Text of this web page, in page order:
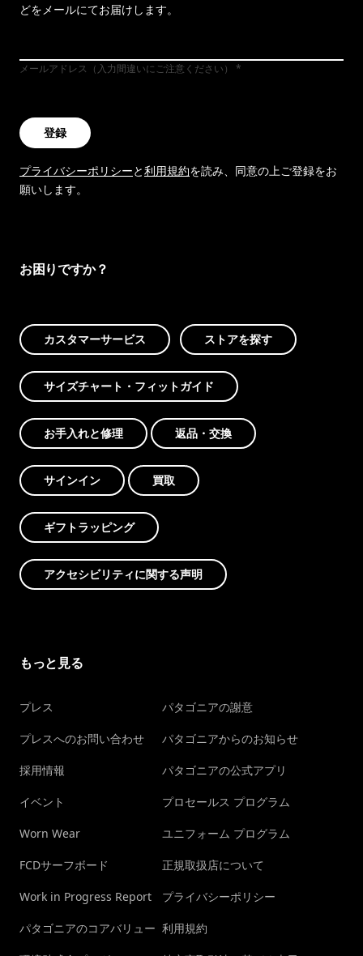
どをメールにてお届けします。
メールアドレス（入力間違いにご注意ください）
登録
プライバシーポリシーと利用規約を読み、同意の上ご登録をお
願いします。
お困りですか？
カスタマーサービス ストアを探す
サイズチャート・フィットガイド
お手入れと修理 返品・交換
サインイン 買取
ギフトラッピング
アクセシビリティに関する声明
もっと見る
プレス
プレスへのお問い合わせ
採用情報
イベント
Worn Wear
FCDサーフボード
Work in Progress Report
パタゴニアのコアバリュー
パタゴニアの謝意
パタゴニアからのお知らせ
パタゴニアの公式アプリ
プロセールス プログラム
ユニフォーム プログラム
正規取扱店について
プライバシーポリシー
利用規約